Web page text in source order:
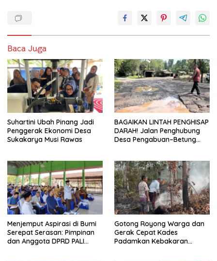
Baca Juga
Suhartini Ubah Pinang Jadi
Penggerak Ekonomi Desa
Sukakarya Musi Rawas
BAGAIKAN LINTAH PENGHISAP
DARAH! Jalan Penghubung
Desa Pengabuan–Betung
Kerok
Menjemput Aspirasi di Bumi
Serepat Serasan: Pimpinan
dan Anggota DPRD PALI
Gotong Royong Warga dan
Gerak Cepat Kades
Padamkan Kebakaran